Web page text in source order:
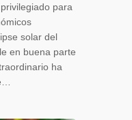
para
solar del
en buena parte
ha